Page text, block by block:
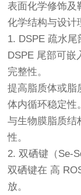
表面化学修饰及
化学结构与设计
1. DSPE 疏水尾
DSPE 尾部可嵌
完整性。
提高脂质体或脂
体内循环稳定性。
与生物膜脂质结
性。
2. 双硒键（Se-
双硒键在 高
放。